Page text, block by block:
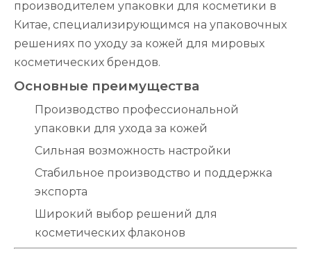
производителем упаковки для косметики в
Китае, специализирующимся на упаковочных
решениях по уходу за кожей для мировых
косметических брендов.
Основные преимущества
Производство профессиональной
упаковки для ухода за кожей
Сильная возможность настройки
Стабильное производство и поддержка
экспорта
Широкий выбор решений для
косметических флаконов